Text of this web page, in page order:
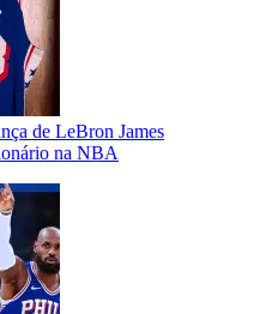
de LeBron James
na NBA